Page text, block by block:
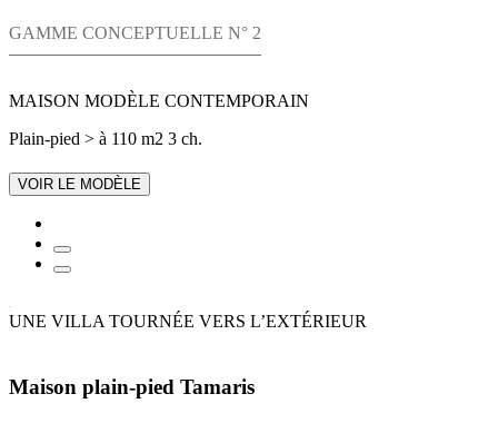
GAMME CONCEPTUELLE N° 2
MAISON MODÈLE CONTEMPORAIN
Plain-pied > à 110 m2 3 ch.
VOIR LE MODÈLE
UNE VILLA TOURNÉE VERS L’EXTÉRIEUR
Maison plain-pied Tamaris